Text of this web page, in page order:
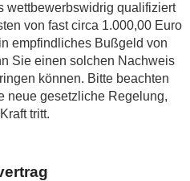
wettbewerbswidrig qualifiziert
von fast circa 1.000,00 Euro
empfindliches Bußgeld von
Sie einen solchen Nachweis
können. Bitte beachten
neue gesetzliche Regelung,
tritt.